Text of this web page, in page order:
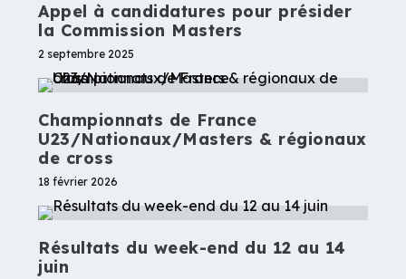
Appel à candidatures pour présider
la Commission Masters
2 septembre 2025
Championnats de France
U23/Nationaux/Masters & régionaux
de cross
18 février 2026
Résultats du week-end du 12 au 14
juin